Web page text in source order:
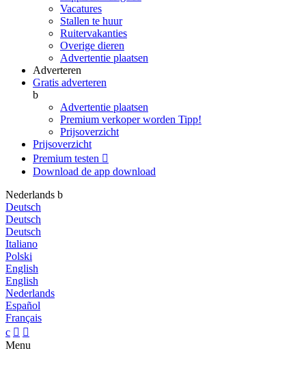
Vacatures
Stallen te huur
Ruitervakanties
Overige dieren
Advertentie plaatsen
Adverteren
Gratis adverteren
b
Advertentie plaatsen
Premium verkoper worden Tipp!
Prijsoverzicht
Prijsoverzicht
Premium testen 
Download de app download
Nederlands b
Deutsch
Deutsch
Deutsch
Italiano
Polski
English
English
Nederlands
Español
Français
c  
Menu